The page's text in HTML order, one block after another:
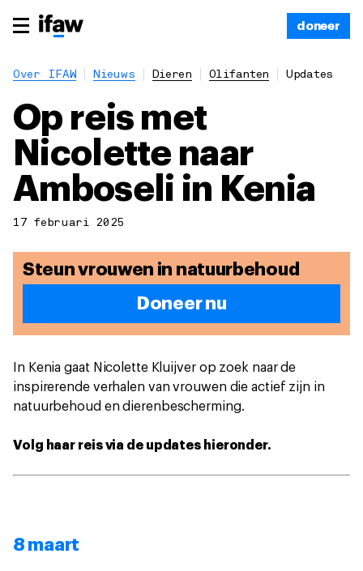
doneer
Over IFAW Nieuws Dieren Olifanten Updates
Op reis met
Nicolette naar
Amboseli in Kenia
17 februari 2025
Steun vrouwen in natuurbehoud
Doneer nu
In Kenia gaat Nicolette Kluijver op zoek naar de
inspirerende verhalen van vrouwen die actief zijn in
natuurbehoud en dierenbescherming.
Volg haar reis via de updates hieronder.
8 maart